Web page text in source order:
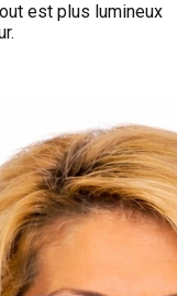
est plus lumineux